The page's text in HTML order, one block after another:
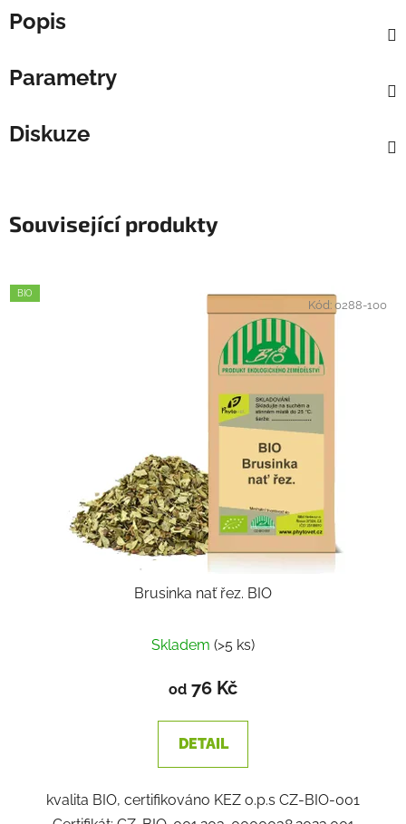
Popis
Parametry
Diskuze
Související produkty
BIO
Brusinka nať řez. BIO
Skladem (>5 ks)
od 76 Kč
DETAIL
kvalita BIO, certifikováno KEZ o.p.s CZ-BIO-001
Kód:0288-100